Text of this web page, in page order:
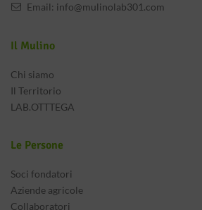
Email: info@mulinolab301.com
Il Mulino
Chi siamo
Il Territorio
LAB.OTTTEGA
Le Persone
Soci fondatori
Aziende agricole
Collaboratori